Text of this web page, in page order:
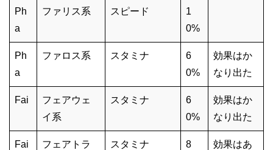
Ph
a
ファリス系 スピード
1
0%
Ph
a
ファロス系 スタミナ
6
0%
効果はか
なり出た
Fai
フェアウェ
イ系
スタミナ
6
0%
効果はか
なり出た
Fai
フェアトラ
スタミナ
8
効果はあ